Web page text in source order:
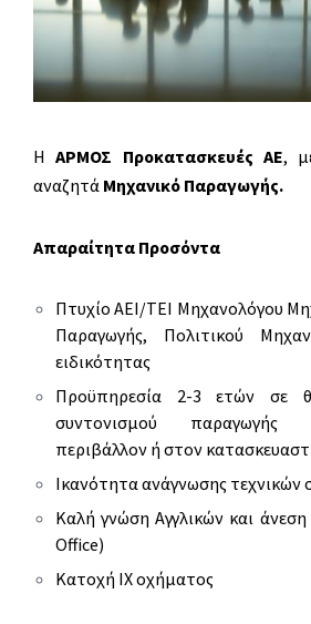
ΗΑΡΜΟΣ Προκατασκευές ΑΕ,
αναζητά Μηχανικό Παραγωγής.
Απαραίτητα Προσόντα
Πτυχίο ΑΕΙ/ΤΕΙ Μηχανολόγου
Παραγωγής, Πολιτικού
ειδικότητας
Προϋπηρεσία 2-3 ετών σε
συντονισμού παραγωγής
περιβάλλον ή στον
Ικανότητα ανάγνωσης τεχνικών
Καλή γνώση Αγγλικών και
Office)
Κατοχή ΙΧ οχήματος